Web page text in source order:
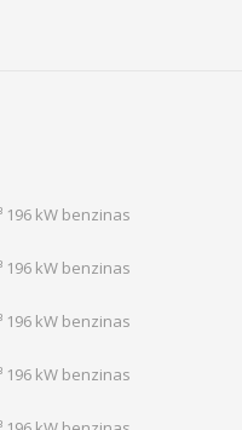
196 kW benzinas
196 kW benzinas
196 kW benzinas
196 kW benzinas